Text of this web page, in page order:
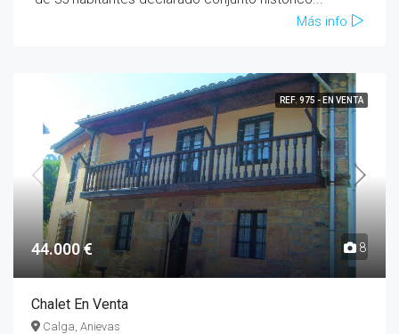
Más info
REF. 975 - EN VENTA
44.000 € 8
Chalet En Venta
Calga, Anievas